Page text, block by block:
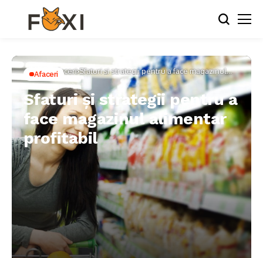
Home Afaceri Sfaturi și strategii pentru a face magazinul
alimentar profitabil
Afaceri
Sfaturi și strategii pentru a
face magazinul alimentar
profitabil